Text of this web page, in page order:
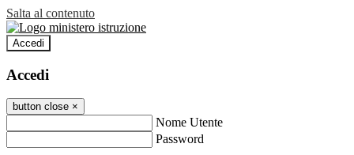
Salta al contenuto
Accedi
Accedi
button close ×
Nome Utente
Password